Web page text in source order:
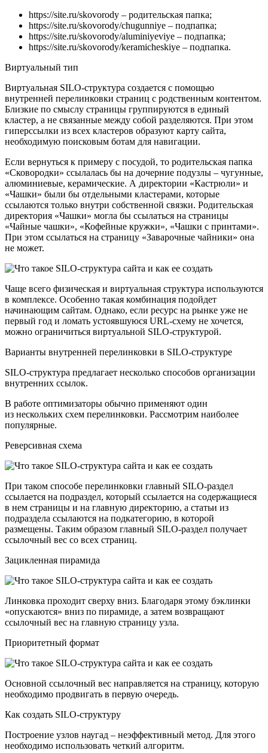
https://site.ru/skovorody – родительская папка;
https://site.ru/skovorody/chugunniye – подпапка;
https://site.ru/skovorody/aluminiyeviye – подпапка;
https://site.ru/skovorody/keramicheskiye – подпапка.
Виртуальный тип
Виртуальная SILO-структура создается с помощью
внутренней перелинковки страниц с родственным контентом.
Близкие по смыслу страницы группируются в единый
кластер, а не связанные между собой разделяются. При этом
гиперссылки из всех кластеров образуют карту сайта,
необходимую поисковым ботам для навигации.
Если вернуться к примеру с посудой, то родительская папка
«Сковородки» ссылалась бы на дочерние подузлы – чугунные,
алюминиевые, керамические. А директории «Кастрюли» и
«Чашки» были бы отдельными кластерами, которые
ссылаются только внутри собственной связки. Родительская
директория «Чашки» могла бы ссылаться на страницы
«Чайные чашки», «Кофейные кружки», «Чашки с принтами».
При этом ссылаться на страницу «Заварочные чайники» она
не может.
Чаще всего физическая и виртуальная структура используются
в комплексе. Особенно такая комбинация подойдет
начинающим сайтам. Однако, если ресурс на рынке уже не
первый год и ломать устоявшуюся URL-схему не хочется,
можно ограничиться виртуальной SILO-структурой.
Варианты внутренней перелинковки в SILO-структуре
SILO-структура предлагает несколько способов организации
внутренних ссылок.
В работе оптимизаторы обычно применяют один
из нескольких схем перелинковки. Рассмотрим наиболее
популярные.
Реверсивная схема
При таком способе перелинковки главный SILO-раздел
ссылается на подраздел, который ссылается на содержащиеся
в нем страницы и на главную директорию, а статьи из
подраздела ссылаются на подкатегорию, в которой
размещены. Таким образом главный SILO-раздел получает
ссылочный вес со всех страниц.
Зацикленная пирамида
Линковка проходит сверху вниз. Благодаря этому бэклинки
«опускаются» вниз по пирамиде, а затем возвращают
ссылочный вес на главную страницу узла.
Приоритетный формат
Основной ссылочный вес направляется на страницу, которую
необходимо продвигать в первую очередь.
Как создать SILO-структуру
Построение узлов наугад – неэффективный метод. Для этого
необходимо использовать четкий алгоритм.